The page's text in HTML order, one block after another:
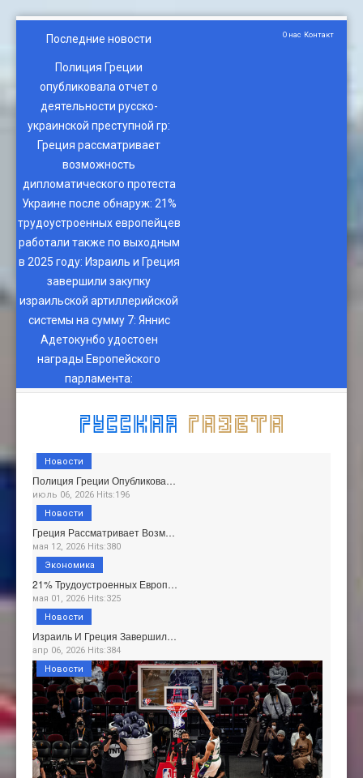
Последние новости
Полиция Греции
опубликовала отчет о
деятельности русско-
украинской преступной гр:
Греция рассматривает
возможность
дипломатического протеста
Украине после обнаруж: 21%
трудоустроенных европейцев
работали также по выходным
в 2025 году: Израиль и Греция
завершили закупку
израильской артиллерийской
системы на сумму 7: Яннис
Адетокунбо удостоен
награды Европейского
парламента:
О нас Контакт
Полиция Греции Опубликова…
июль 06, 2026 Hits:196
Новости
Греция Рассматривает Возм…
мая 12, 2026 Hits:380
Новости
21% Трудоустроенных Европ…
мая 01, 2026 Hits:325
Экономика
Израиль И Греция Завершил…
апр 06, 2026 Hits:384
Новости
Новости